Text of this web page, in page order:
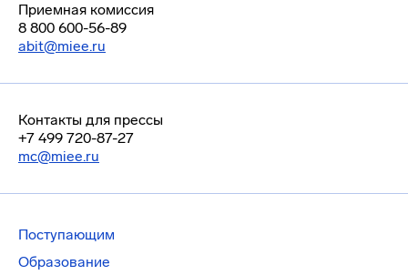
Приемная комиссия
8 800 600-56-89
abit@miee.ru
Контакты для прессы
+7 499 720-87-27
mc@miee.ru
Поступающим
Образование